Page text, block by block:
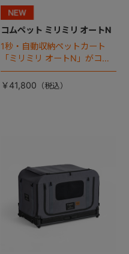
コムペット ミリミリ オートN
1秒・自動収納ペットカート
「ミリミリ オートN」がコム
ペットから登場！
￥41,800